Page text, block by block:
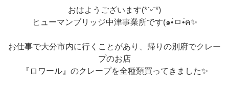
おはようございます(*ˊᵕˋ*)
ヒューマンブリッジ中津事業所です(๑•̀ㅁ•́ฅ✨
お仕事で大分市内に行くことがあり、帰りの別府でクレー
プのお店
『ロワール』のクレープを全種類買ってきました✨